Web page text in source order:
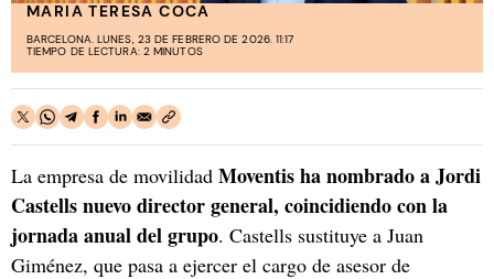
MARIA TERESA COCA
BARCELONA. LUNES, 23 DE FEBRERO DE 2026. 11:17
TIEMPO DE LECTURA: 2 MINUTOS
La empresa de movilidad Moventis ha nombrado a Jordi
Castells nuevo director general, coincidiendo con la
jornada anual del grupo. Castells sustituye a Juan
Giménez, que pasa a ejercer el cargo de asesor de